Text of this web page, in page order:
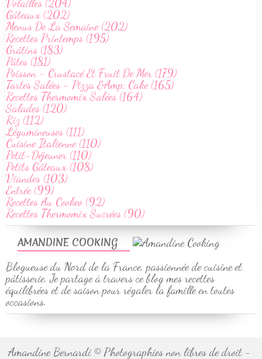
AMANDINE COOKING
Blogueuse du Nord de la France, passionnée de cuisine et
pâtisserie. Je partage à travers ce blog mes recettes
équilibrées et de saison pour régaler la famille en toutes
occasions.
Volailles (204)
Gâteaux (202)
Menus De La Semaine (202)
Recettes Printemps (195)
Grâtins (183)
Pâtes (181)
Poisson - Crustacé Et Fruit De Mer (179)
Tartes Salées - Pizza &Amp; Cake (165)
Recettes Thermomix Salées (164)
Salades (120)
Riz (112)
Légumineuses (111)
Cuisine Italienne (110)
Petit-Déjeuner (110)
Petits Gâteaux (108)
Viandes (103)
Entrée (99)
Recettes Au Cookeo (92)
Recettes Thermomix Sucrées (90)
Amandine Bernardi © Photographies non libres de droit -